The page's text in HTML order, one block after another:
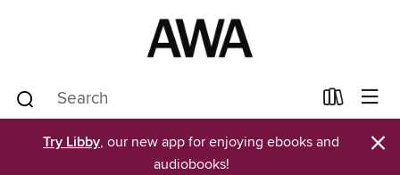
Try Libby, our new app for enjoying ebooks and
audiobooks!
×